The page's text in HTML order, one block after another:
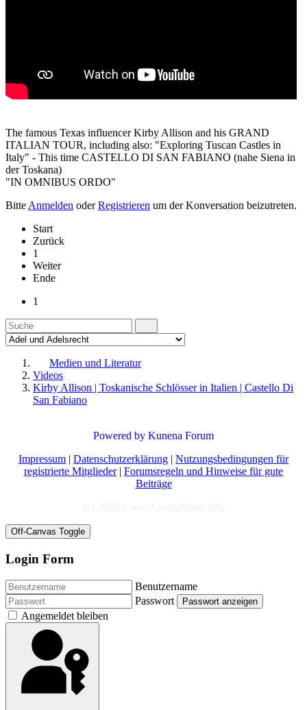
The famous Texas influencer Kirby Allison and his GRAND
ITALIAN TOUR, including also: "Exploring Tuscan Castles in
Italy" - This time CASTELLO DI SAN FABIANO (nahe Siena in
der Toskana)
"IN OMNIBUS ORDO"
Bitte Anmelden oderRegistrieren um der Konversation beizutreten.
Start
Zurück
1
Weiter
Ende
1
Medien und Literatur
Videos
Kirby Allison | Toskanische Schlösser in Italien | Castello Di
San Fabiano
Powered by Kunena Forum
Impressum | Datenschutzerklärung | Nutzungsbedingungen für
registrierte Mitglieder| Forumsregeln und Hinweise für gute
Beiträge
Off-Canvas Toggle
Login Form
Benutzername
Passwort
Passwort anzeigen
Angemeldet bleiben